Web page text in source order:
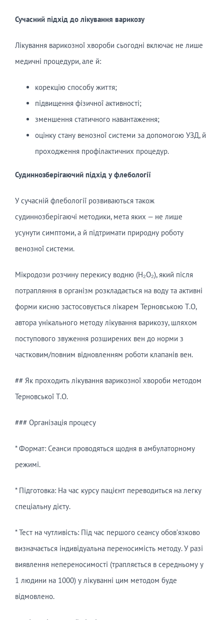
Сучасний підхід до лікування варикозу
Лікування варикозної хвороби сьогодні включає не лише
медичні процедури, але й:
корекцію способу життя;
підвищення фізичної активності;
зменшення статичного навантаження;
оцінку стану венозної системи за допомогою УЗД, й
проходження профілактичних процедур.
Судиннозберігаючий підхід у флебології
У сучасній флебології розвиваються також
судиннозберігаючі методики, мета яких — не лише
усунути симптоми, а й підтримати природну роботу
венозної системи.
Мікродози розчину перекису водню (H₂O₂), який після
потрапляння в організм розкладається на воду та активні
форми кисню застосовується лікарем Терновською Т.О,
автора унікального методу лікування варикозу, шляхом
поступового звуження розширених вен до норми з
частковим/повним відновленням роботи клапанів вен.
## Як проходить лікування варикозної хвороби методом
Терновської Т.О.
### Організація процесу
* Формат: Сеанси проводяться щодня в амбулаторному
режимі.
* Підготовка: На час курсу пацієнт переводиться на легку
спеціальну дієту.
* Тест на чутливість: Під час першого сеансу обов’язково
визначається індивідуальна переносимість методу. У разі
виявлення непереносимості (трапляється в середньому у
1 людини на 1000) у лікуванні цим методом буде
відмовлено.